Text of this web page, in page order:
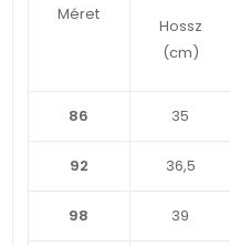
Méret
Hossz
(cm)
86 35
92 36,5
98 39